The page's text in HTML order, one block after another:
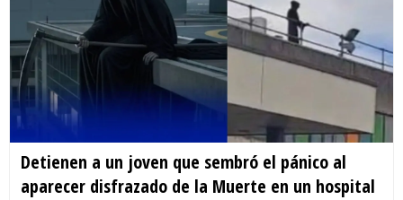
Detienen a un joven que sembró el pánico al
aparecer disfrazado de la Muerte en un hospital